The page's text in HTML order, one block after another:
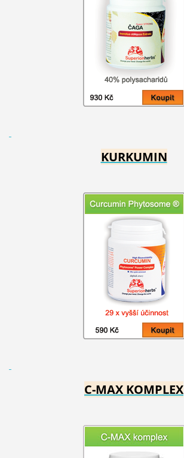
KURKUMIN
C-MAX KOMPLEX